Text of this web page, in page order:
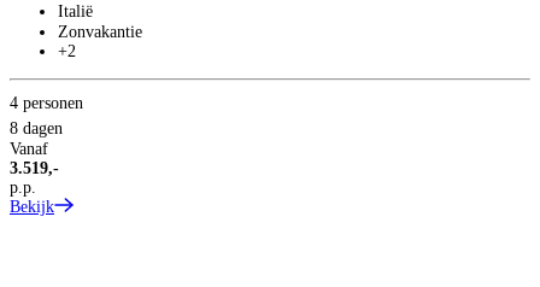
Italië
Zonvakantie
+2
4 personen
8 dagen
Vanaf
3.519,-
p.p.
Bekijk